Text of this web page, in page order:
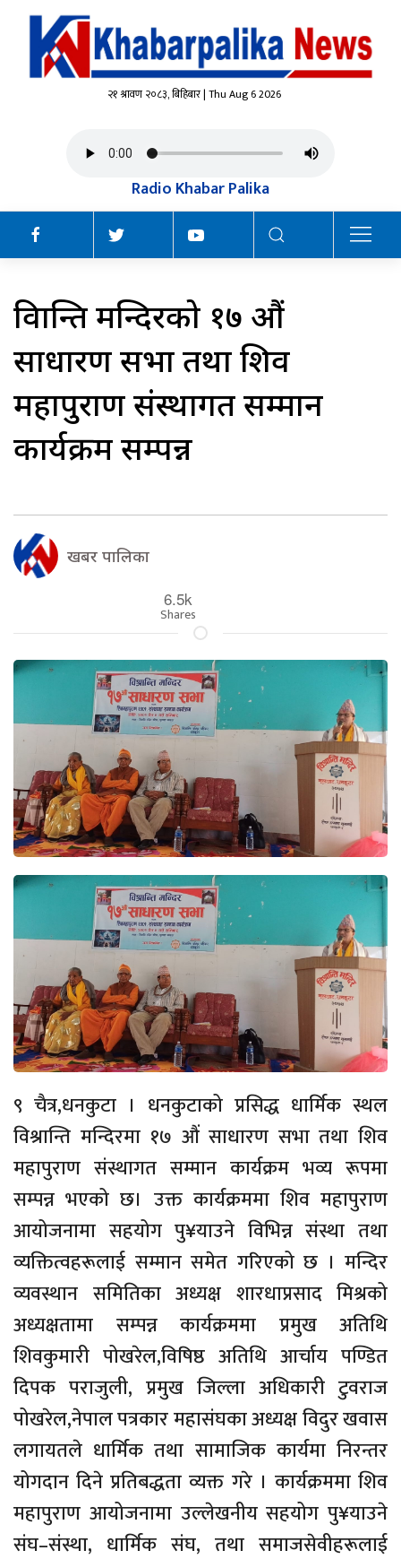
२१ श्रावण २०८३, बिहिबार | Thu Aug 6 2026
Radio Khabar Palika
विश्रान्ति मन्दिरको १७ औं
साधारण सभा तथा शिव
महापुराण संस्थागत सम्मान
कार्यक्रम सम्पन्न
खबर पालिका
6.5k
Shares
९ चैत्र,धनकुटा । धनकुटाको प्रसिद्ध धार्मिक स्थल
विश्रान्ति मन्दिरमा १७ औं साधारण सभा तथा शिव
महापुराण संस्थागत सम्मान कार्यक्रम भव्य रूपमा
सम्पन्न भएको छ। उक्त कार्यक्रममा शिव महापुराण
आयोजनामा सहयोग पु¥याउने विभिन्न संस्था तथा
व्यक्तित्वहरूलाई सम्मान समेत गरिएको छ । मन्दिर
व्यवस्थान समितिका अध्यक्ष शारधाप्रसाद मिश्रको
अध्यक्षतामा सम्पन्न कार्यक्रममा प्रमुख अतिथि
शिवकुमारी पोखरेल,विषिष्ठ अतिथि आर्चाय पण्डित
दिपक पराजुली, प्रमुख जिल्ला अधिकारी टुवराज
पोखरेल,नेपाल पत्रकार महासंघका अध्यक्ष विदुर खवास
लगायतले धार्मिक तथा सामाजिक कार्यमा निरन्तर
योगदान दिने प्रतिबद्धता व्यक्त गरे । कार्यक्रममा शिव
महापुराण आयोजनामा उल्लेखनीय सहयोग पु¥याउने
संघ–संस्था, धार्मिक संघ, तथा समाजसेवीहरूलाई